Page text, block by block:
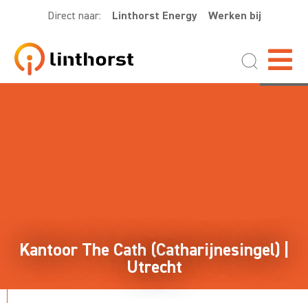
Direct naar: Linthorst Energy Werken bij
Kantoor The Cath (Catharijnesingel) |
Utrecht